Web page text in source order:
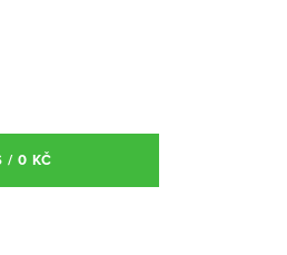
/0 KČ